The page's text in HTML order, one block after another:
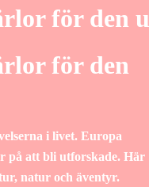
för den
för den
i livet. Europa
på att bli utforskade. Här
natur och äventyr.